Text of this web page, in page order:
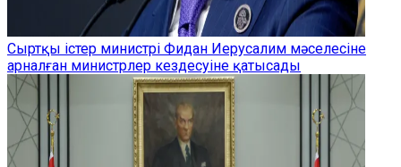
Сыртқы істер министрі Фидан Иерусалим мәселесіне
арналған министрлер кездесуіне қатысады